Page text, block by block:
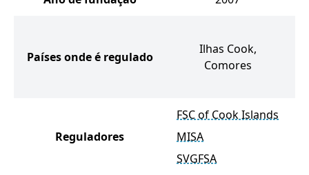
Países onde é regulado
Ilhas Cook,
Comores
Reguladores
FSC of Cook Islands
MISA
SVGFSA